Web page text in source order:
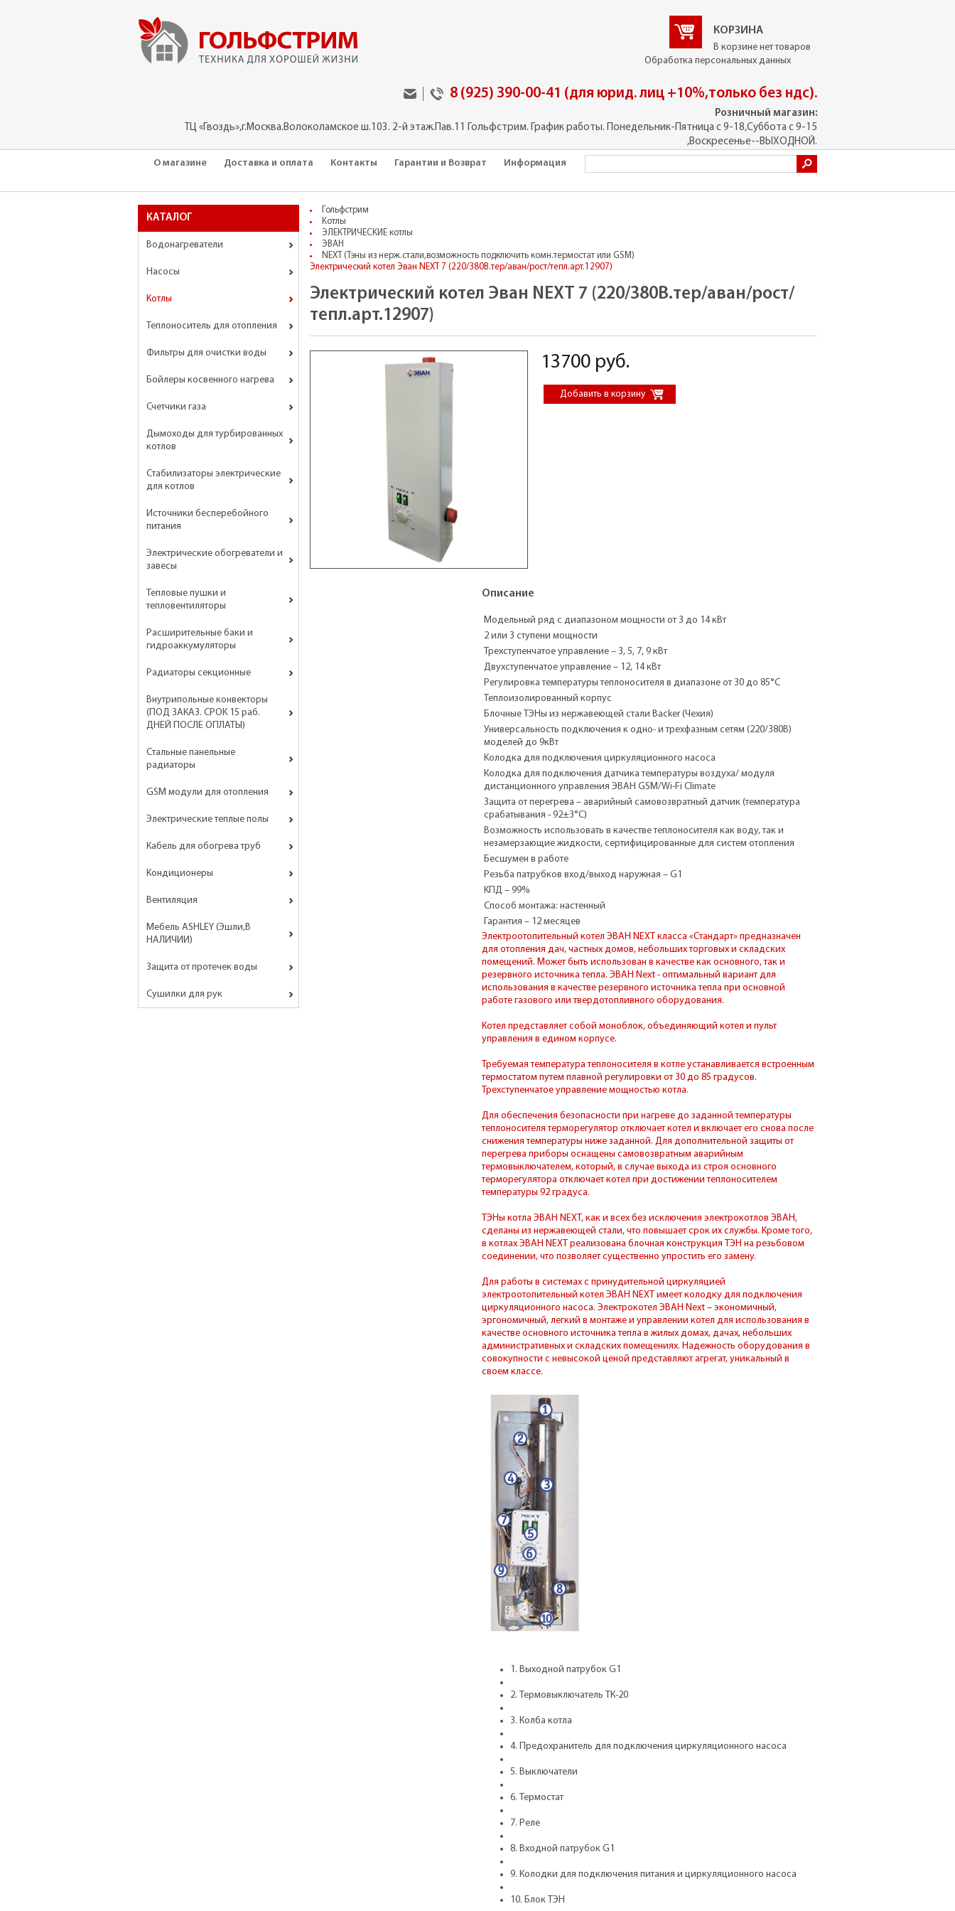
КОРЗИНА
В корзине нет товаров
Обработка персональных данных
8 (925) 390-00-41 (для юрид. лиц +10%,только без ндс).
Розничный магазин:
ТЦ «Гвоздь»,г.Москва.Волоколамское ш.103. 2-й этаж.Пав.11 Гольфстрим. График работы. Понедельник-Пятница с 9-18,Суббота с 9-15
,Воскресенье--ВЫХОДНОЙ.
О магазине
Доставка и оплата Контакты Гарантии и Возврат Информация
КАТАЛОГ
Водонагреватели
Насосы
Котлы
Теплоноситель для отопления
Фильтры для очистки воды
Бойлеры косвенного нагрева
Счетчики газа
Дымоходы для турбированных
котлов
Стабилизаторы электрические
для котлов
Источники бесперебойного
питания
Электрические обогреватели и
завесы
Тепловые пушки и
тепловентиляторы
Расширительные баки и
гидроаккумуляторы
Радиаторы секционные
Внутрипольные конвекторы
(ПОД ЗАКАЗ. СРОК 15 раб.
ДНЕЙ ПОСЛЕ ОПЛАТЫ)
Стальные панельные
радиаторы
GSM модули для отопления
Электрические теплые полы
Кабель для обогрева труб
Кондиционеры
Вентиляция
Мебель ASHLEY (Эшли,В
НАЛИЧИИ)
Защита от протечек воды
Сушилки для рук
Гольфстрим
Котлы
ЭЛЕКТРИЧЕСКИЕ котлы
ЭВАН
NEXT (Тэны из нерж.стали,возможность подключить комн.термостат или GSM)
Электрический котел Эван NEXT 7 (220/380В.тер/аван/рост/тепл.арт.12907)
Электрический котел Эван NEXT 7 (220/380В.тер/аван/рост/
тепл.арт.12907)
13700 руб.
Описание
Модельный ряд с диапазоном мощности от 3 до 14 кВт
2 или 3 ступени мощности
Трехступенчатое управление – 3, 5, 7, 9 кВт
Двухступенчатое управление – 12, 14 кВт
Регулировка температуры теплоносителя в диапазоне от 30 до 85°С
Теплоизолированный корпус
Блочные ТЭНы из нержавеющей стали Backer (Чехия)
Универсальность подключения к одно- и трехфазным сетям (220/380В)
моделей до 9кВт
Колодка для подключения циркуляционного насоса
Колодка для подключения датчика температуры воздуха/ модуля
дистанционного управления ЭВАН GSM/Wi-Fi Climate
Защита от перегрева – аварийный самовозвратный датчик (температура
срабатывания - 92±3°С)
Возможность использовать в качестве теплоносителя как воду, так и
незамерзающие жидкости, сертифицированные для систем отопления
Бесшумен в работе
Резьба патрубков вход/выход наружная – G1
КПД – 99%
Способ монтажа: настенный
Гарантия – 12 месяцев
Электроотопительный котел ЭВАН NEXT класса «Стандарт» предназначен
для отопления дач, частных домов, небольших торговых и складских
помещений. Может быть использован в качестве как основного, так и
резервного источника тепла. ЭВАН Next - оптимальный вариант для
использования в качестве резервного источника тепла при основной
работе газового или твердотопливного оборудования.
Котел представляет собой моноблок, объединяющий котел и пульт
управления в едином корпусе.
Требуемая температура теплоносителя в котле устанавливается встроенным
термостатом путем плавной регулировки от 30 до 85 градусов.
Трехступенчатое управление мощностью котла.
Для обеспечения безопасности при нагреве до заданной температуры
теплоносителя терморегулятор отключает котел и включает его снова после
снижения температуры ниже заданной. Для дополнительной защиты от
перегрева приборы оснащены самовозвратным аварийным
термовыключателем, который, в случае выхода из строя основного
терморегулятора отключает котел при достижении теплоносителем
температуры 92 градуса.
ТЭНы котла ЭВАН NEXT, как и всех без исключения электрокотлов ЭВАН,
сделаны из нержавеющей стали, что повышает срок их службы. Кроме того,
в котлах ЭВАН NEXT реализована блочная конструкция ТЭН на резьбовом
соединении, что позволяет существенно упростить его замену.
Для работы в системах с принудительной циркуляцией
электроотопительный котел ЭВАН NEXT имеет колодку для подключения
циркуляционного насоса. Электрокотел ЭВАН Next – экономичный,
эргономичный, легкий в монтаже и управлении котел для использования в
качестве основного источника тепла в жилых домах, дачах, небольших
административных и складских помещениях. Надежность оборудования в
совокупности с невысокой ценой представляют агрегат, уникальный в
своем классе.
1. Выходной патрубок G1
2. Термовыключатель ТК-20
3. Колба котла
4. Предохранитель для подключения циркуляционного насоса
5. Выключатели
6. Термостат
7. Реле
8. Входной патрубок G1
9. Колодки для подключения питания и циркуляционного насоса
10. Блок ТЭН